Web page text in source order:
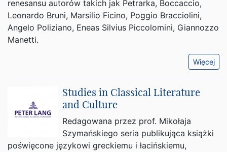
renesansu autorów takich jak Petrarka, Boccaccio,
Leonardo Bruni, Marsilio Ficino, Poggio Bracciolini,
Angelo Poliziano, Eneas Silvius Piccolomini, Giannozzo
Manetti.
Więcej
Studies in Classical Literature
and Culture
Redagowana przez prof. Mikołaja
Szymańskiego seria publikująca książki
poświęcone językowi greckiemu i łacińskiemu,